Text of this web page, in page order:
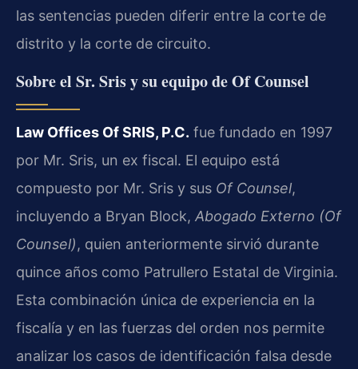
las sentencias pueden diferir entre la corte de
distrito y la corte de circuito.
Sobre el Sr. Sris y su equipo de Of Counsel
Law Offices Of SRIS, P.C. fue fundado en 1997
por Mr. Sris, un ex fiscal. El equipo está
compuesto por Mr. Sris y sus Of Counsel,
incluyendo a Bryan Block, Abogado Externo (Of
Counsel), quien anteriormente sirvió durante
quince años como Patrullero Estatal de Virginia.
Esta combinación única de experiencia en la
fiscalía y en las fuerzas del orden nos permite
analizar los casos de identificación falsa desde